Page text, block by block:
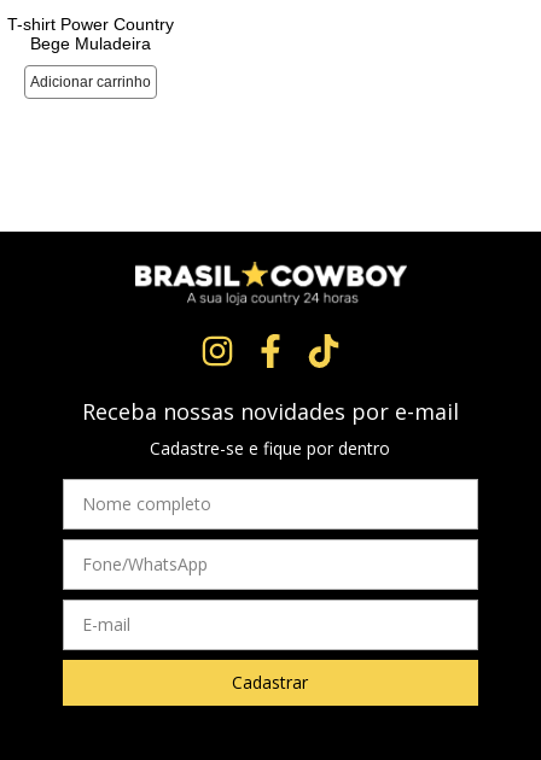
Receba nossas novidades por e-mail
Cadastre-se e fique por dentro